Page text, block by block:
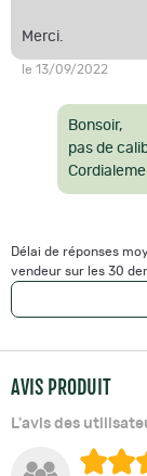
Merci.
le 13/09/2022
Bonsoir,
pas de
Délai de réponses
vendeur sur les 30
AVIS PRODUIT
L'avis des